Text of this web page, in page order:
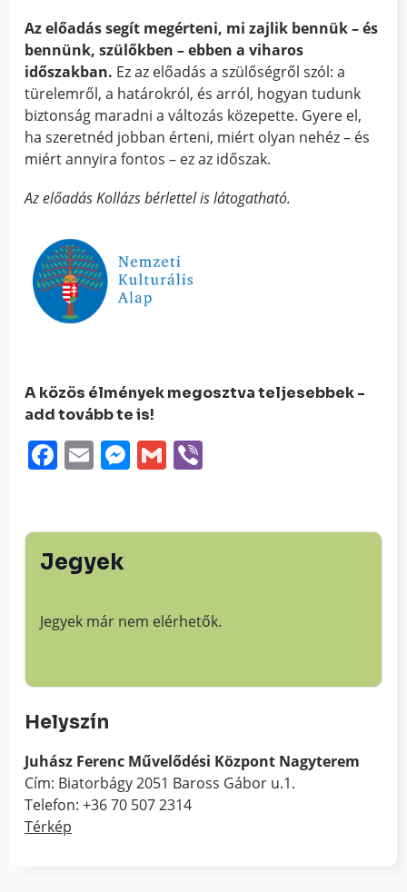
Az előadás segít megérteni, mi zajlik bennük – és
bennünk, szülőkben – ebben a viharos
időszakban. Ez az előadás a szülőségről szól: a
türelemről, a határokról, és arról, hogyan tudunk
biztonság maradni a változás közepette. Gyere el,
ha szeretnéd jobban érteni, miért olyan nehéz – és
miért annyira fontos – ez az időszak.
Az előadás Kollázs bérlettel is látogatható.
A közös élmények megosztva teljesebbek -
add tovább te is!
Facebook
EmailMessenger
Gmail
Jegyek
Jegyek már nem elérhetők.
Helyszín
Juhász Ferenc Művelődési Központ Nagyterem
Cím: Biatorbágy 2051 Baross Gábor u.1.
Telefon: +36 70 507 2314
Térkép